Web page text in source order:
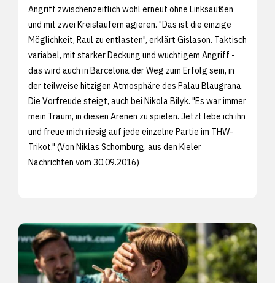
Angriff zwischenzeitlich wohl erneut ohne Linksaußen
und mit zwei Kreisläufern agieren. "Das ist die einzige
Möglichkeit, Raul zu entlasten", erklärt Gislason. Taktisch
variabel, mit starker Deckung und wuchtigem Angriff -
das wird auch in Barcelona der Weg zum Erfolg sein, in
der teilweise hitzigen Atmosphäre des Palau Blaugrana.
Die Vorfreude steigt, auch bei Nikola Bilyk. "Es war immer
mein Traum, in diesen Arenen zu spielen. Jetzt lebe ich ihn
und freue mich riesig auf jede einzelne Partie im THW-
Trikot." (Von Niklas Schomburg, aus den Kieler
Nachrichten vom 30.09.2016)